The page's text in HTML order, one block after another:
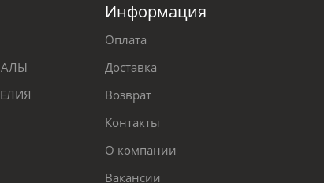
Информация
Оплата
Доставка
Возврат
Контакты
О компании
Вакансии